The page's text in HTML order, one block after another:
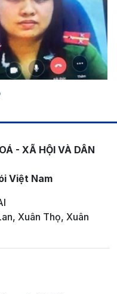
- XÃ HỘI VÀ DÂN
Việt Nam
Xuân Thọ, Xuân